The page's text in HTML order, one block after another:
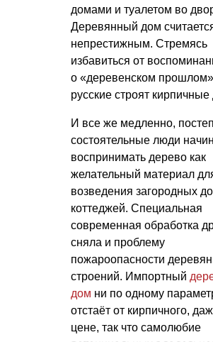
домами и туалетом во
Деревянный дом
непрестижным. Стремясь
избавиться от
о «деревенском
русские строят
И все же медленно,
состоятельные люди
воспринимать дерево как
желательный материал
возведения загородных
коттеджей. Специальная
современная обработка
сняла и проблему
пожароопасности
строений. Импортный
дом ни по одному
отстаёт от кирпичного,
цене, так что самолюбие